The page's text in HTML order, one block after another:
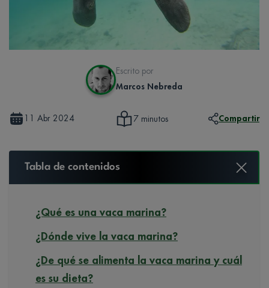
Escrito por
Marcos Nebreda
11 Abr 2024 7 minutos Compartir
Tabla de contenidos
¿Qué es una vaca marina?
¿Dónde vive la vaca marina?
¿De qué se alimenta la vaca marina y cuál
es su dieta?